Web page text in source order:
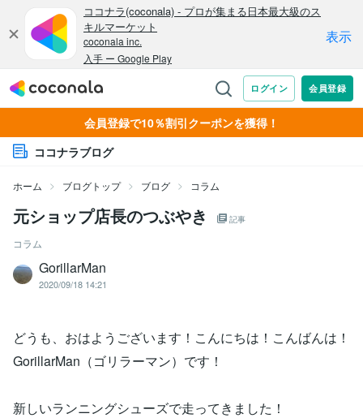
会員登録で10％割引クーポンを獲得！
ココナラブログ
ホーム ブログトップ ブログ コラム
元ショップ店長のつぶやき 記事
コラム
GorillarMan
2020/09/18 14:21
どうも、おはようございます！こんにちは！こんばんは！
GorillarMan（ゴリラーマン）です！
新しいランニングシューズで走ってきました！